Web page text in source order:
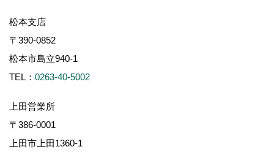
松本支店
〒390-0852
松本市島立940-1
TEL： 0263-40-5002
上田営業所
〒386-0001
上田市上田1360-1